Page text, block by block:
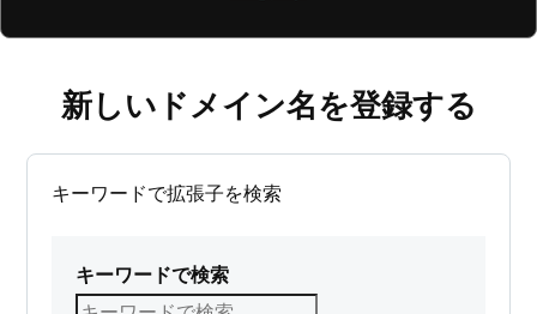
新しいドメイン名を登録する
キーワードで拡張子を検索
キーワードで検索